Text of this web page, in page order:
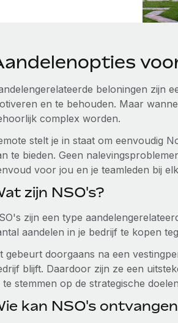
beloningen zijn
en te behouden. Maar
complex worden.
stelt je in staat om eenvoudig
te bieden. Geen
voor jou en je teamleden bij
zijn NSO's?
zijn een type
aandelen in je bedrijf te kopen
gebeurt doorgaans na een
blijft. Daardoor zijn ze een
te stemmen op de strategische
kan NSO's